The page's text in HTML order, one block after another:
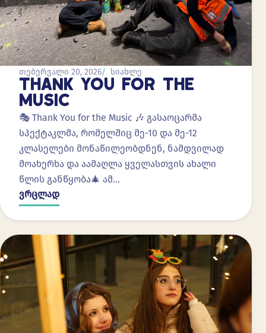
თებერვალი 20, 2026 სიახლე
THANK YOU FOR THE
MUSIC
🎭 Thank You for the Music 🎶 გასაოცარმა
სპექტაკლმა, რომელშიც მე-10 და მე-12
კლასელები მონაწილეობდნენ, ნამდვილად
მოახერხა და აამაღლა ყველასთვის ახალი
წლის განწყობა🎄 ამ…
ვრცლად